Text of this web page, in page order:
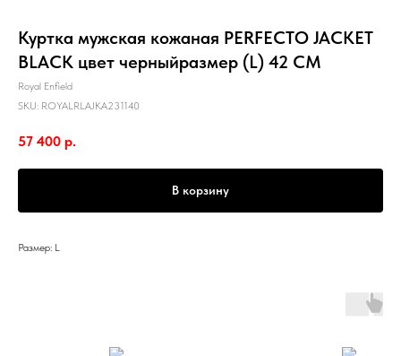
Куртка мужская кожаная PERFECTO JACKET
BLACK цвет черныйразмер (L) 42 CM
Royal Enfield
SKU: ROYALRLAJKA231140
57 400 р.
В корзину
Размер: L